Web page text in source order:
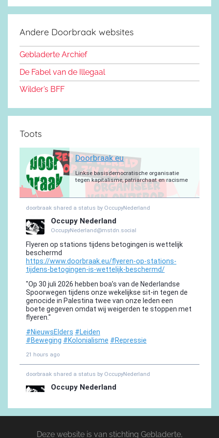
o
n
s
u
g
s
a
m
b
o
o
k
Andere Doorbraak websites
Gebladerte Archief
De Fabel van de Illegaal
Wilder’s BFF
Toots
Deze website is van stichting Gebladerte,